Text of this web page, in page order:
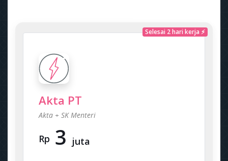
Selesai 2 hari kerja ⚡
Akta PT
Akta + SK Menteri
Rp 3 juta